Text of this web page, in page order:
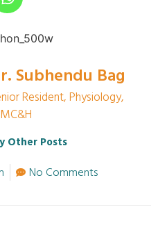
Subhendu Bag
Resident, Physiology,
Other Posts
No Comments